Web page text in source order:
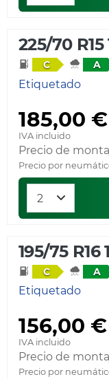
225/70 R15
C A
Etiquetado
185,00 €
IVA incluido
Precio de
Precio por
195/75 R16
C A
Etiquetado
156,00 €
IVA incluido
Precio de
Precio por